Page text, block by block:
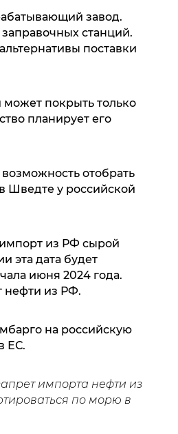
завод.
станций.
поставки
покрыть только
планирует его
отобрать
Шведте у российской
из РФ сырой
эта дата будет
июня 2024 года.
нефти из РФ.
на российскую
ЕС.
импорта нефти из
по морю в